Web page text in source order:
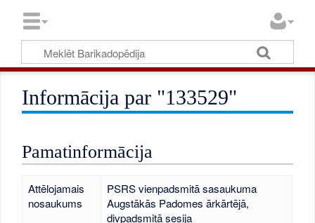
Informācija par "133529"
Pamatinformācija
Attēlojamais
nosaukums
PSRS vienpadsmitā sasaukuma
Augstākās Padomes ārkārtējā,
divpadsmitā sesija